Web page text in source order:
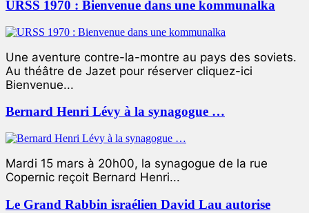
URSS 1970 : Bienvenue dans une kommunalka
Une aventure contre-la-montre au pays des soviets.
Au théâtre de Jazet pour réserver cliquez-ici
Bienvenue...
Bernard Henri Lévy à la synagogue …
Mardi 15 mars à 20h00, la synagogue de la rue
Copernic reçoit Bernard Henri...
Le Grand Rabbin israélien David Lau autorise